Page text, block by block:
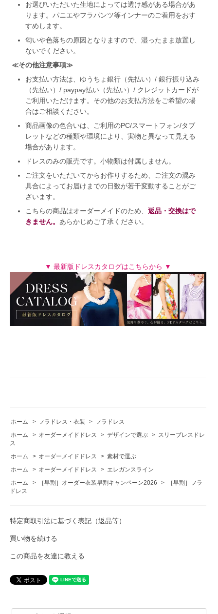
お選びいただいた生地によっては透け感がある場合があ
ります。パニエやフラパンツ等インナーのご着用をおす
すめします。
匂いや色落ちの原因となりますので、湿ったまま放置し
ないでください。
≪その他注意事項≫
お支払い方法は、ゆうちょ銀行（先払い）/ 銀行振り込み
（先払い）/ paypay払い（先払い）/ クレジットカードが
ご利用いただけます。その他のお支払方法をご希望の場
合はご相談ください。
商品画像の色合いは、ご利用のPC/スマートフォン/タブ
レットなどの種類や環境により、実物と異なって見える
場合があります。
ドレスのみの販売です。小物類は付属しません。
ご注文をいただいてからお作りするため、ご注文の混み
具合によってお届けまでの日数が若干変動することがご
ざいます。
こちらの商品はオーダーメイドのため、 返品・交換はで
きません。 あらかじめご了承ください。
▼ 最新版ドレスカタログはこちらから ▼
ホーム > フラドレス・衣装 > フラドレス
ホーム
> オーダーメイドドレス > デザインで選ぶ > スリーブレスドレ
ス
ホーム
> オーダーメイドドレス > 素材で選ぶ
ホーム
> オーダーメイドドレス > エレガンスライン
ホーム
> ［早割］オーダー衣装早割キャンペーン2026 >
［早割］フラ
ドレス
特定商取引法に基づく表記（返品等）
買い物を続ける
この商品を友達に教える